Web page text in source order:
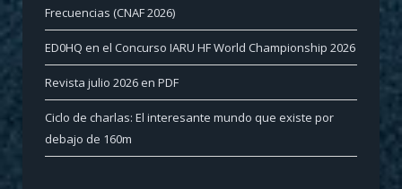
Frecuencias (CNAF 2026)
ED0HQ en el Concurso IARU HF World Championship 2026
Revista julio 2026 en PDF
Ciclo de charlas: El interesante mundo que existe por
debajo de 160m